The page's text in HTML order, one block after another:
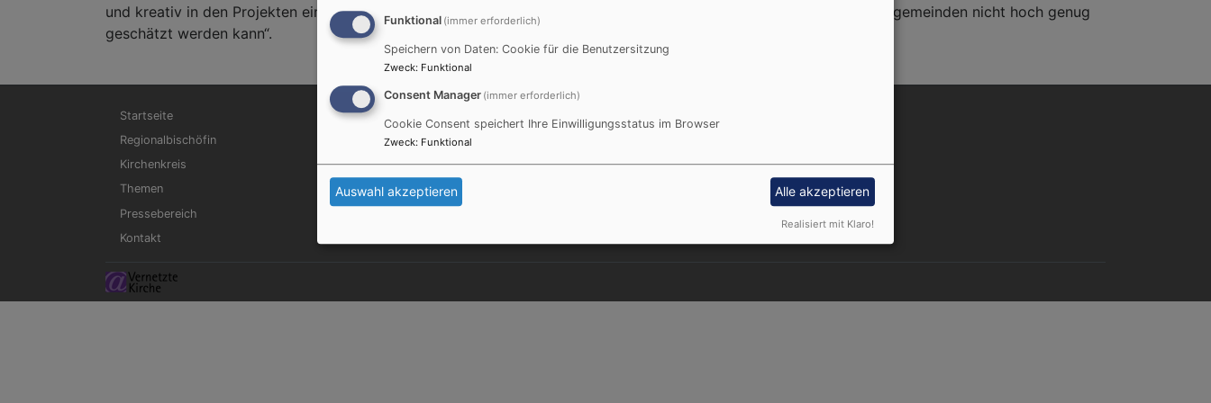
und kreativ in den Projekten eingebracht haben und machte deutlich, „dass ehrenamtliche Arbeit in unseren Kirchengemeinden nicht hoch genug
geschätzt werden kann“.
Hauptnavigation
Startseite
Regionalbischöfin
Kirchenkreis
Themen
Pressebereich
Kontakt
Fußbereichsmenü
Kontakt
Datenschutzerklärung
Funktional (immer erforderlich)
Speichern von Daten: Cookie für die Benutzersitzung
Zweck: Funktional
Consent Manager (immer erforderlich)
Cookie Consent speichert Ihre Einwilligungsstatus im Browser
Zweck: Funktional
Auswahl akzeptieren Alle akzeptieren
Realisiert mit Klaro!